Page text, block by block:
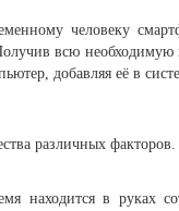
человеку
всю
добавляя её в
различных
находится в руках